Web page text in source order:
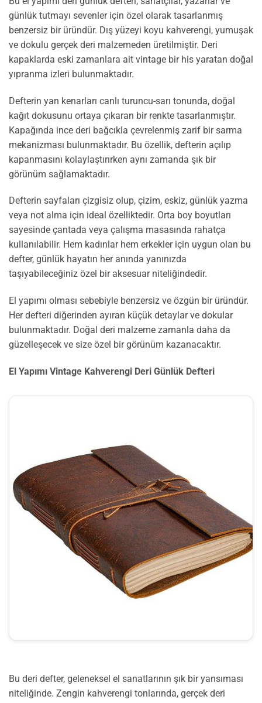
günlük tutmayı sevenler için özel olarak tasarlanmış
benzersiz bir üründür. Dış yüzeyi koyu kahverengi, yumuşak
ve dokulu gerçek deri malzemeden üretilmiştir. Deri
kapaklarda eski zamanlara ait vintage bir his yaratan doğal
yıpranma izleri bulunmaktadır.
Defterin yan kenarları canlı turuncu-sarı tonunda, doğal
kağıt dokusunu ortaya çıkaran bir renkte tasarlanmıştır.
Kapağında ince deri bağcıkla çevrelenmiş zarif bir sarma
mekanizması bulunmaktadır. Bu özellik, defterin açılıp
kapanmasını kolaylaştırırken aynı zamanda şık bir
görünüm sağlamaktadır.
Defterin sayfaları çizgisiz olup, çizim, eskiz, günlük yazma
veya not alma için ideal özelliktedir. Orta boy boyutları
sayesinde çantada veya çalışma masasında rahatça
kullanılabilir. Hem kadınlar hem erkekler için uygun olan bu
defter, günlük hayatın her anında yanınızda
taşıyabileceğiniz özel bir aksesuar niteliğindedir.
El yapımı olması sebebiyle benzersiz ve özgün bir üründür.
Her defteri diğerinden ayıran küçük detaylar ve dokular
bulunmaktadır. Doğal deri malzeme zamanla daha da
güzelleşecek ve size özel bir görünüm kazanacaktır.
El Yapımı Vintage Kahverengi Deri Günlük Defteri
Bu deri defter, geleneksel el sanatlarının şık bir yansıması
niteliğinde. Zengin kahverengi tonlarında, gerçek deri